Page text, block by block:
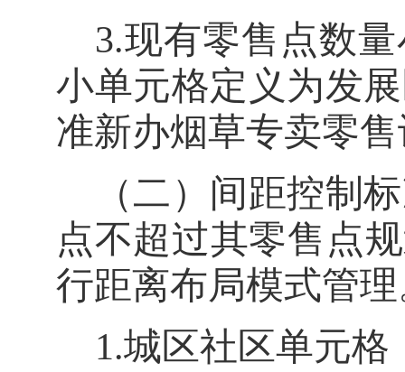
3.现有零售点数
小单元格定义为发
准新办烟草专卖零
（二）间距控制
点不超过其零售点
行距离布局模式管
1.城区社区单元格